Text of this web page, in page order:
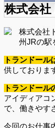
株式会
株式会社
州JRの駅
トランドール
供しておりま
トランドー
アイディアコ
で、働きやす
今回のお仕事